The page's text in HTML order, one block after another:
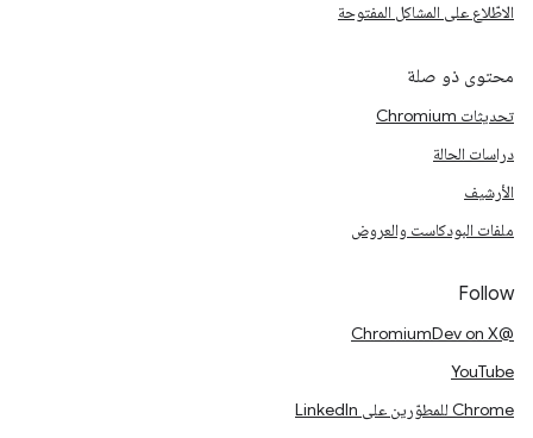
الاطّلاع على المشاكل المفتوحة
محتوى ذو صلة
تحديثات Chromium
دراسات الحالة
الأرشيف
ملفات البودكاست والعروض
Follow
@ChromiumDev on X
YouTube
Chrome للمطوّرين على LinkedIn